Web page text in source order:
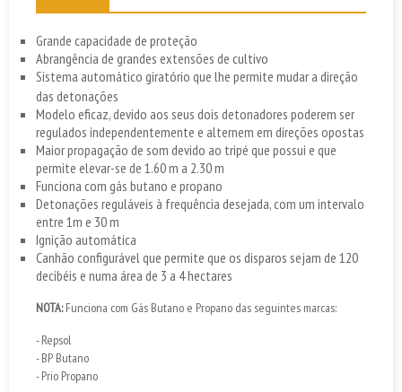
Grande capacidade de proteção
Abrangência de grandes extensões de cultivo
Sistema automático giratório que lhe permite mudar a direção
das detonações
Modelo eficaz, devido aos seus dois detonadores poderem ser
regulados independentemente e alternem em direções opostas
Maior propagação de som devido ao tripé que possui e que
permite elevar-se de 1.60 m a 2.30 m
Funciona com gás butano e propano
Detonações reguláveis à frequência desejada, com um intervalo
entre 1m e 30 m
Ignição automática
Canhão configurável que permite que os disparos sejam de 120
decibéis e numa área de 3 a 4 hectares
NOTA:Funciona com Gás Butano e Propano das seguintes marcas:
- Repsol
- BP Butano
- Prio Propano